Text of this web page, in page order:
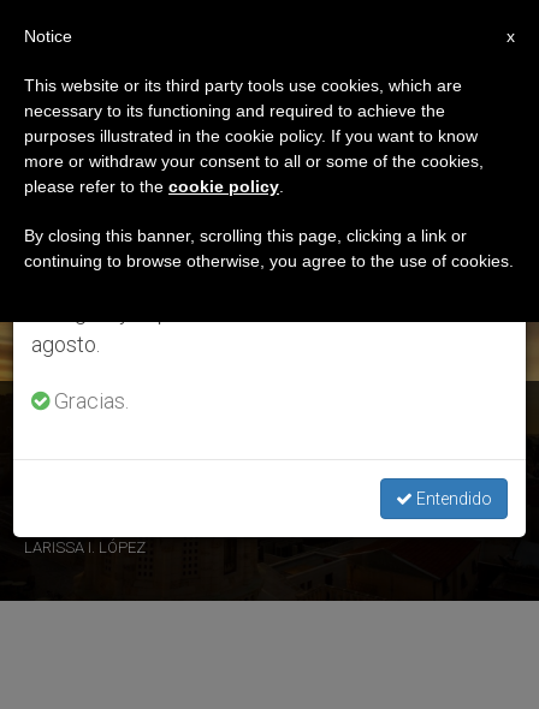
ETIQUETA
Posts Tagged ‘dos
Pueblos Dos Estados’
ÚLTIMAS NOTICIAS
Israel y Palestina: La Santa Sede reitera su postura, «dos
LARISSA I. LÓPEZ
×
Aviso importante
Del 27 de julio al 7 de agosto haremos la pausa
anual, aprovechando que en el periodo de verano
se generan menos informaciones y también el
agosto.
Gracias.
Entendido
x
Notice
This website or its third party tools use cookies, which are
necessary to its functioning and required to achieve the
purposes illustrated in the cookie policy. If you want to know
more or withdraw your consent to all or some of the cookies,
please refer to the cookie policy
By closing this banner, scrolling this page, clicking a link or
continuing to browse otherwise, you agree to the use of cookies.